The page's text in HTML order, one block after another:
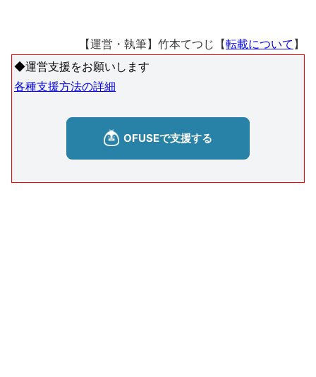
【運営・執筆】竹本てつじ【転載について 】
◆運営支援をお願いします
各種支援方法の詳細